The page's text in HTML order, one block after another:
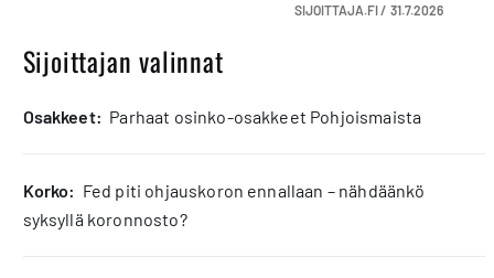
SIJOITTAJA.FI / 31.7.2026
Sijoittajan valinnat
osakkeet: Parhaat osinko-osakkeet Pohjoismaista
korko: Fed piti ohjauskoron ennallaan – nähdäänkö
syksyllä koronnosto?